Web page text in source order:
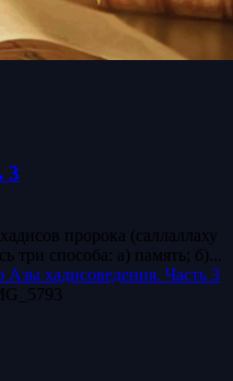
3
пророка (саллаллаху
три способа: а) память; б)...
Азы хадисоведения. Часть 3